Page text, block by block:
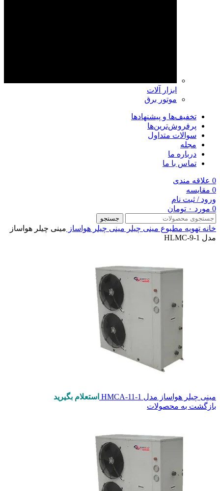
ابزار آلات
موتور برق
تخفیف‌ها و پیشنهادها
پرفروش‌ترین‌ها
سوالات متداول
مجله
درباره ما
تماس با ما
0 علاقه مندی
0 مقايسه
ورود / ثبت نام
0 مورد ۰ تومان
جستجو
خانه تهویه مطبوع مینی چیلر مینی چیلر هواساز مینی چیلر هواساز
مدل HLMC-9-1
مینی چیلر هواساز مدل HMCA-11-1
استعلام بگیرید
بازگشت به محصولات